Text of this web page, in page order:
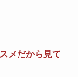
メだから見て